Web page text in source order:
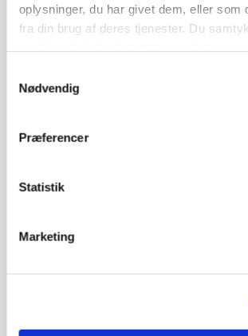
oplysninger, du har givet dem, eller som
fra din brug af deres tjenester. Du
Nødvendig
Præferencer
Statistik
Marketing
Fjerkræbranchen: - Vi forlanger
BUSINESS